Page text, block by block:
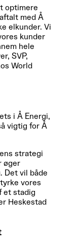
optimere
med Å
elkunder. Vi
kunder
hele
SVP,
World
i Å Energi,
vigtig for Å
strategi
øger
Det vil både
vores
et stadig
Heskestad